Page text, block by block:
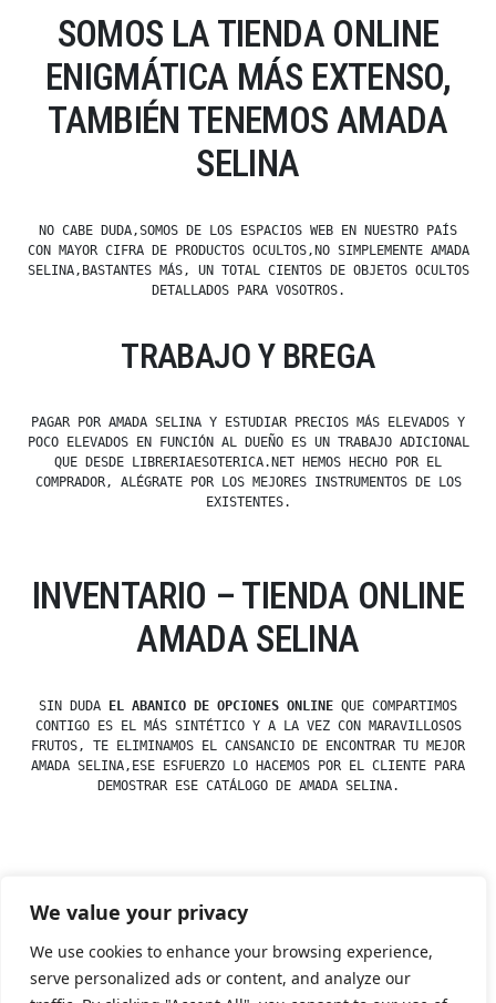
We value your privacy
We use cookies to enhance your browsing experience,
serve personalized ads or content, and analyze our
SOMOS LA TIENDA ONLINE
ENIGMÁTICA MÁS EXTENSO,
TAMBIÉN TENEMOS AMADA
SELINA
NO CABE DUDA,SOMOS DE LOS ESPACIOS WEB EN NUESTRO PAÍS
CON MAYOR CIFRA DE PRODUCTOS OCULTOS,NO SIMPLEMENTE AMADA
SELINA,BASTANTES MÁS, UN TOTAL CIENTOS DE OBJETOS OCULTOS
DETALLADOS PARA VOSOTROS.
TRABAJO Y BREGA
PAGAR POR AMADA SELINA Y ESTUDIAR PRECIOS MÁS ELEVADOS Y
POCO ELEVADOS EN FUNCIÓN AL DUEÑO ES UN TRABAJO ADICIONAL
QUE DESDE LIBRERIAESOTERICA.NET HEMOS HECHO POR EL
COMPRADOR, ALÉGRATE POR LOS MEJORES INSTRUMENTOS DE LOS
EXISTENTES.
INVENTARIO – TIENDA ONLINE
AMADA SELINA
SIN DUDA EL ABANICO DE OPCIONES ONLINE QUE COMPARTIMOS
CONTIGO ES EL MÁS SINTÉTICO Y A LA VEZ CON MARAVILLOSOS
FRUTOS, TE ELIMINAMOS EL CANSANCIO DE ENCONTRAR TU MEJOR
AMADA SELINA,ESE ESFUERZO LO HACEMOS POR EL CLIENTE PARA
DEMOSTRAR ESE CATÁLOGO DE AMADA SELINA.
by
Posted
Uncategorized